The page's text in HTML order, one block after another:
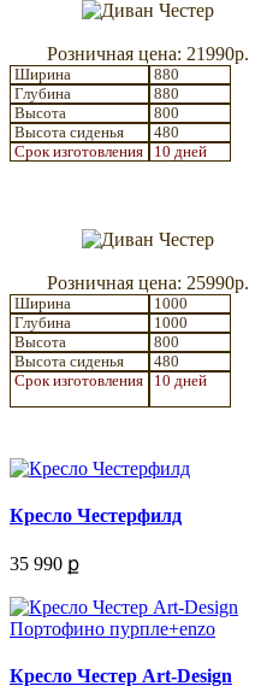
Розничная цена: 21990р.
Ширина
880
Глубина
880
Высота
800
Высота сиденья
480
Срок изготовления
10 дней
Розничная цена: 25990р.
Ширина
1000
Глубина
1000
Высота
800
Высота сиденья
480
Срок изготовления
10 дней
Кресло Честерфилд
35 990 ք
Кресло Честер Art-Design